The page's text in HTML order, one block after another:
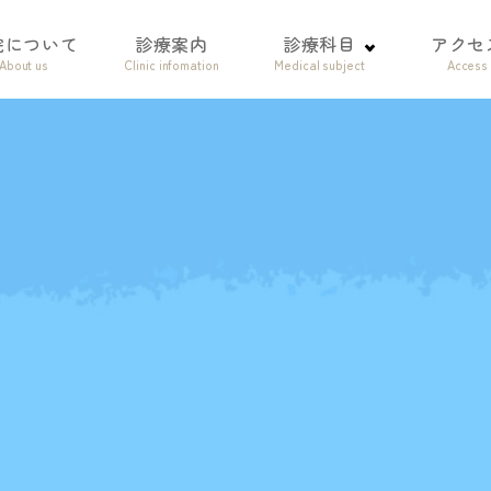
ついて
us
診療案内
Clinic infomation
診療科目
Medical subject
アク
Access